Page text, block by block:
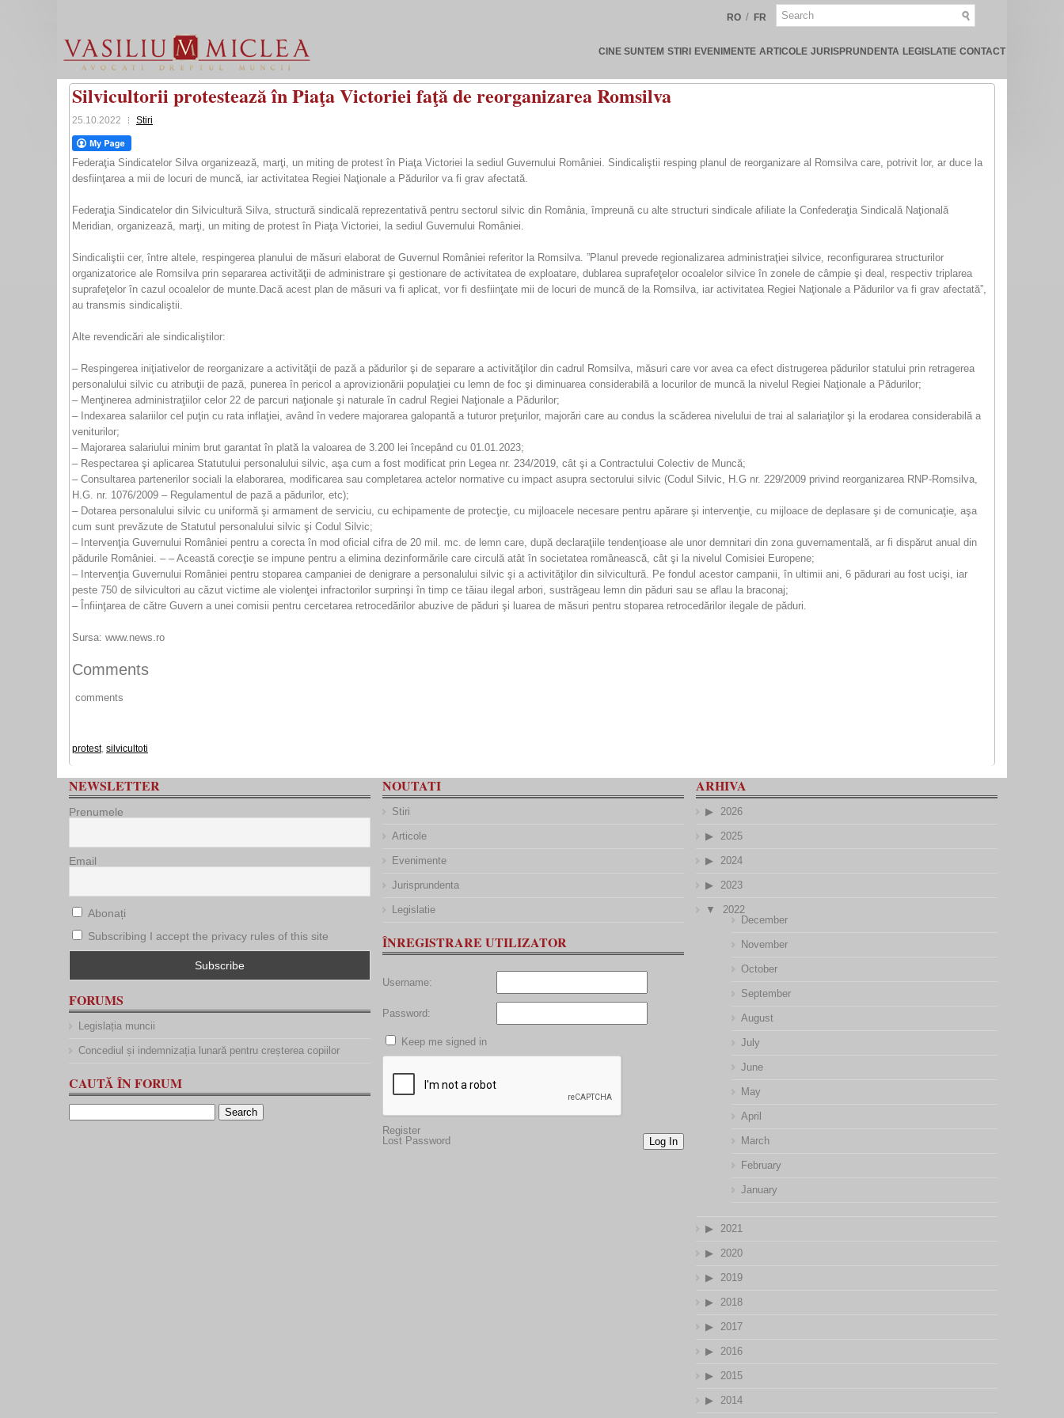
RO / FR
CINE SUNTEM STIRI EVENIMENTE ARTICOLE JURISPRUNDENTA LEGISLATIE CONTACT
Silvicultorii protestează în Piaţa Victoriei faţă de reorganizarea Romsilva
25.10.2022 Stiri
Federaţia Sindicatelor Silva organizează, marţi, un miting de protest în Piaţa Victoriei la sediul Guvernului României. Sindicaliştii resping planul de reorganizare al Romsilva care, potrivit lor, ar duce la
desfiinţarea a mii de locuri de muncă, iar activitatea Regiei Naţionale a Pădurilor va fi grav afectată.
Federaţia Sindicatelor din Silvicultură Silva, structură sindicală reprezentativă pentru sectorul silvic din România, împreună cu alte structuri sindicale afiliate la Confederaţia Sindicală Naţională
Meridian, organizează, marţi, un miting de protest în Piaţa Victoriei, la sediul Guvernului României.
Sindicaliştii cer, între altele, respingerea planului de măsuri elaborat de Guvernul României referitor la Romsilva. ”Planul prevede regionalizarea administraţiei silvice, reconfigurarea structurilor
organizatorice ale Romsilva prin separarea activităţii de administrare şi gestionare de activitatea de exploatare, dublarea suprafeţelor ocoalelor silvice în zonele de câmpie şi deal, respectiv triplarea
suprafeţelor în cazul ocoalelor de munte.Dacă acest plan de măsuri va fi aplicat, vor fi desfiinţate mii de locuri de muncă de la Romsilva, iar activitatea Regiei Naţionale a Pădurilor va fi grav afectată”,
au transmis sindicaliştii.
Alte revendicări ale sindicaliştilor:
– Respingerea iniţiativelor de reorganizare a activităţii de pază a pădurilor şi de separare a activităţilor din cadrul Romsilva, măsuri care vor avea ca efect distrugerea pădurilor statului prin retragerea
personalului silvic cu atribuţii de pază, punerea în pericol a aprovizionării populaţiei cu lemn de foc şi diminuarea considerabilă a locurilor de muncă la nivelul Regiei Naţionale a Pădurilor;
– Menţinerea administraţiilor celor 22 de parcuri naţionale şi naturale în cadrul Regiei Naţionale a Pădurilor;
– Indexarea salariilor cel puţin cu rata inflaţiei, având în vedere majorarea galopantă a tuturor preţurilor, majorări care au condus la scăderea nivelului de trai al salariaţilor şi la erodarea considerabilă a
veniturilor;
– Majorarea salariului minim brut garantat în plată la valoarea de 3.200 lei începând cu 01.01.2023;
– Respectarea şi aplicarea Statutului personalului silvic, aşa cum a fost modificat prin Legea nr. 234/2019, cât şi a Contractului Colectiv de Muncă;
– Consultarea partenerilor sociali la elaborarea, modificarea sau completarea actelor normative cu impact asupra sectorului silvic (Codul Silvic, H.G nr. 229/2009 privind reorganizarea RNP-Romsilva,
H.G. nr. 1076/2009 – Regulamentul de pază a pădurilor, etc);
– Dotarea personalului silvic cu uniformă şi armament de serviciu, cu echipamente de protecţie, cu mijloacele necesare pentru apărare şi intervenţie, cu mijloace de deplasare şi de comunicaţie, aşa
cum sunt prevăzute de Statutul personalului silvic şi Codul Silvic;
– Intervenţia Guvernului României pentru a corecta în mod oficial cifra de 20 mil. mc. de lemn care, după declaraţiile tendenţioase ale unor demnitari din zona guvernamentală, ar fi dispărut anual din
pădurile României. – – Această corecţie se impune pentru a elimina dezinformările care circulă atât în societatea românească, cât şi la nivelul Comisiei Europene;
– Intervenţia Guvernului României pentru stoparea campaniei de denigrare a personalului silvic şi a activităţilor din silvicultură. Pe fondul acestor campanii, în ultimii ani, 6 pădurari au fost ucişi, iar
peste 750 de silvicultori au căzut victime ale violenţei infractorilor surprinşi în timp ce tăiau ilegal arbori, sustrăgeau lemn din păduri sau se aflau la braconaj;
– Înfiinţarea de către Guvern a unei comisii pentru cercetarea retrocedărilor abuzive de păduri şi luarea de măsuri pentru stoparea retrocedărilor ilegale de păduri.
Sursa: www.news.ro
Comments
comments
protest, silvicultoti
NEWSLETTER
Prenumele
Email
Abonați
Subscribing I accept the privacy rules of this site
FORUMS
Legislația muncii
Concediul și indemnizația lunară pentru creșterea copiilor
CAUTĂ ÎN FORUM
NOUTATI
Stiri
Articole
Evenimente
Jurisprundenta
Legislatie
ÎNREGISTRARE UTILIZATOR
Username:
Password:
Keep me signed in
Log In
Register
Lost Password
ARHIVA
2026
2025
2024
2023
2022
December
November
October
September
August
July
June
May
April
March
February
January
2021
2020
2019
2018
2017
2016
2015
2014